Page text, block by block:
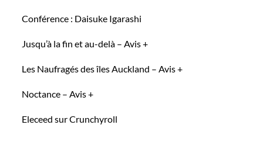
Conférence : Daisuke Igarashi
Jusqu’à la fin et au-delà – Avis +
Les Naufragés des îles Auckland – Avis +
Noctance – Avis +
Eleceed sur Crunchyroll